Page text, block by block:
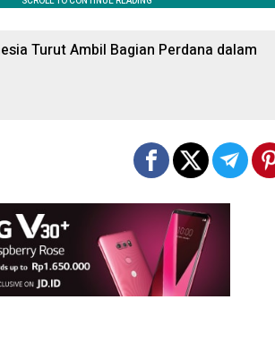
Turut Ambil Bagian Perdana dalam